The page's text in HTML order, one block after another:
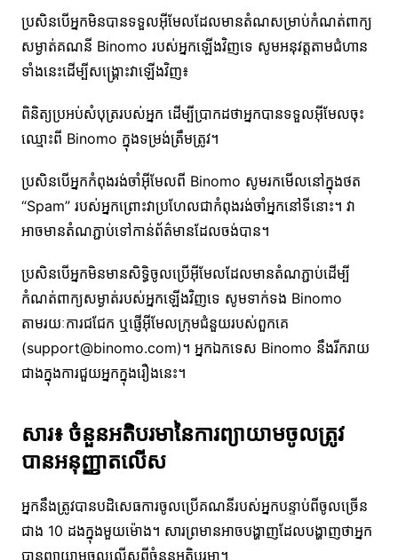
ប្រសិនបើអ្នកមិនបានទទួលអ៊ីមែលដែលមានតំណសម្រាប់កំណត់ពាក្យ
សម្ងាត់គណនី Binomo របស់អ្នកឡើងវិញទេ សូមអនុវត្តតាមជំហាន
ទាំងនេះដើម្បីសង្គ្រោះវាឡើងវិញ៖
ពិនិត្យប្រអប់សំបុត្ររបស់អ្នក ដើម្បីប្រាកដថាអ្នកបានទទួលអ៊ីមែលចុះ
ឈ្មោះពី Binomo ក្នុងទម្រង់ត្រឹមត្រូវ។
ប្រសិនបើអ្នកកំពុងរង់ចាំអ៊ីមែលពី Binomo សូមរកមើលនៅក្នុងថត
“Spam” របស់អ្នកព្រោះវាប្រហែលជាកំពុងរង់ចាំអ្នកនៅទីនោះ។ វា
អាចមានតំណភ្ជាប់ទៅកាន់ព័ត៌មានដែលចង់បាន។
ប្រសិនបើអ្នកមិនមានសិទ្ធិចូលប្រើអ៊ីមែលដែលមានតំណភ្ជាប់ដើម្បី
កំណត់ពាក្យសម្ងាត់របស់អ្នកឡើងវិញទេ សូមទាក់ទង Binomo
តាមរយៈការជជែក ឬផ្ញើអ៊ីមែលក្រុមជំនួយរបស់ពួកគេ
(support@binomo.com)។ អ្នកឯកទេស Binomo នឹងរីករាយ
ជាងក្នុងការជួយអ្នកក្នុងរឿងនេះ។
សារ៖ ចំនួនអតិបរមានៃការព្យាយាមចូលត្រូវ
បានអនុញ្ញាតលើស
អ្នកនឹងត្រូវបានបដិសេធការចូលប្រើគណនីរបស់អ្នកបន្ទាប់ពីចូលច្រើន
ជាង 10 ដងក្នុងមួយម៉ោង។ សារព្រមានអាចបង្ហាញដែលបង្ហាញថាអ្នក
បានព្យាយាមចូលលើសពីចំនួនអតិបរមា។